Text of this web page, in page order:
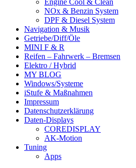
NOx & Benzin System
DPF & Diesel System
Navigation & Musik
Getriebe/Diff/Öle
MINI F & R
Reifen – Fahrwerk – Bremsen
Elektro / Hybrid
MY BLOG
Windows/Systeme
iStufe & Maßnahmen
Impressum
Datenschutzerklärung
Daten-Displays
COREDISPLAY
AK-Motion
Tuning
Apps